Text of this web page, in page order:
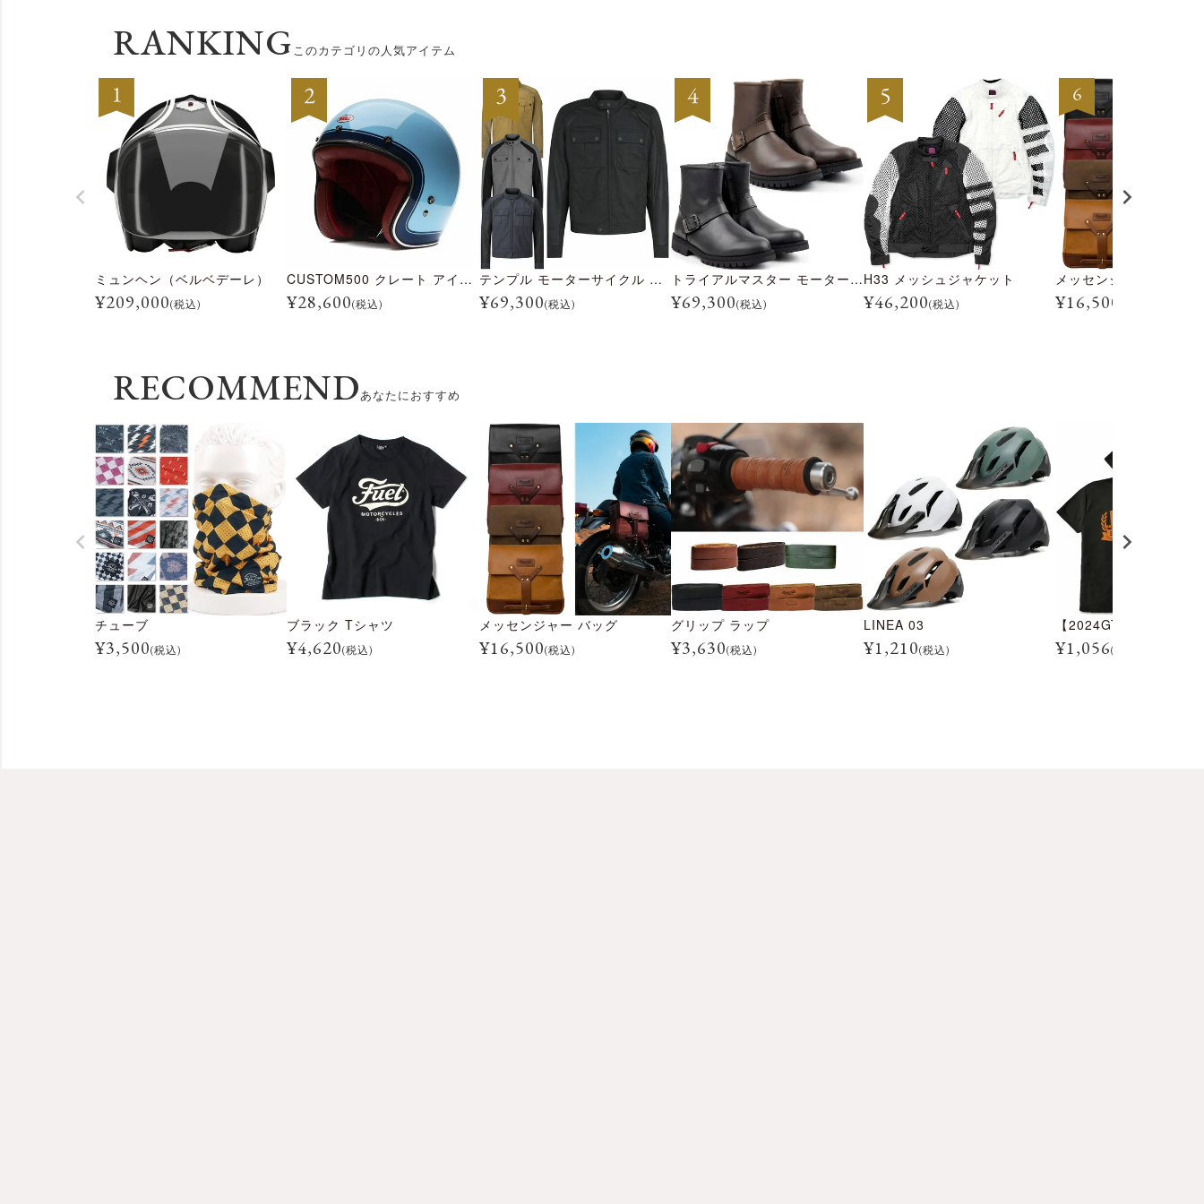
お問合せRANKINGこのカテゴリの人気アイテム
ミュンヘン（ベルベデーレ）
¥209,000(税込)
CUSTOM500 クレート アイスブルー
¥28,600(税込)
テンプル モーターサイクル ジャケット
¥69,300(税込)
トライアルマスター モーターサイクル ブーツ
¥69,300(税込)
H33 メッシュジャケット
¥46,200(税込)
メッセンジャー バッグ
¥16,500
RECOMMENDあなたにおすすめ
チューブ
¥3,500(税込)
ブラック Tシャツ
¥4,620(税込)
メッセンジャー バッグ
¥16,500(税込)
グリップ ラップ
¥3,630(税込)
LINEA 03
¥1,210(税込) ¥1,056(税込)